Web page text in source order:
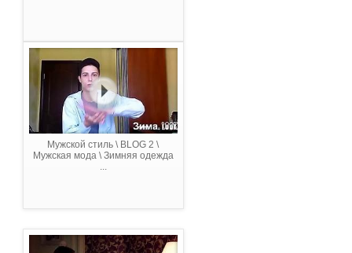
Мужской стиль \ BLOG 2 \
Мужская мода \ Зимняя одежда
...